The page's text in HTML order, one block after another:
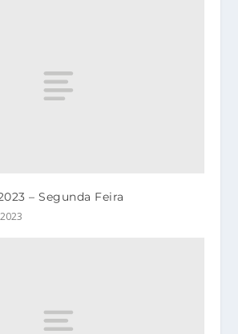
– Segunda Feira